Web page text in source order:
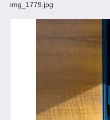
img_1779.jpg